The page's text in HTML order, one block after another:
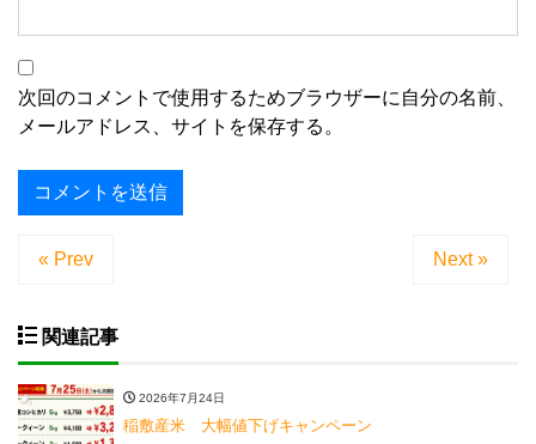
次回のコメントで使用するためブラウザーに自分の名前、
メールアドレス、サイトを保存する。
« Prev Next »
関連記事
2026年7月24日
稲敷産米 大幅値下げキャンペーン